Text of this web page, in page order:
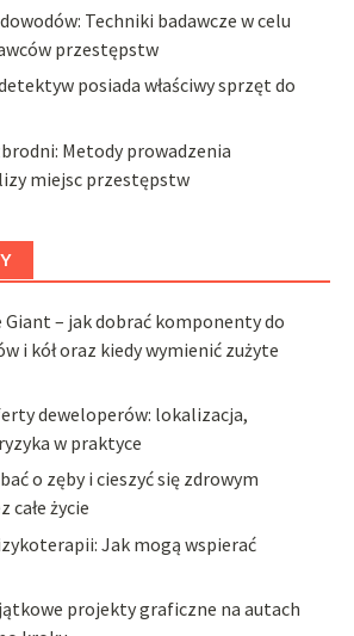
Techniki badawcze w celu
przestępstw
posiada właściwy sprzęt do
Metody prowadzenia
miejsc przestępstw
Giant – jak dobrać komponenty do
i kół oraz kiedy wymienić zużyte
deweloperów: lokalizacja,
w praktyce
o zęby i cieszyć się zdrowym
całe życie
Jak mogą wspierać
projekty graficzne na autach